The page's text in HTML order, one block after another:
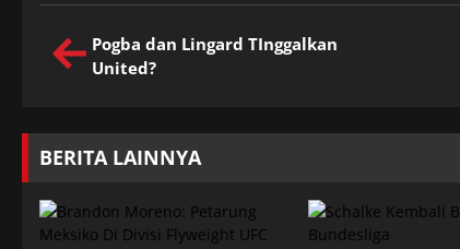
Pogba dan Lingard TInggalkan
United?
BERITA LAINNYA